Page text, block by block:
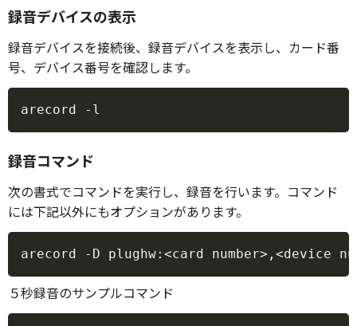
録音デバイスの表示
録音デバイスを接続後、録音デバイスを表示し、カード番
号、デバイス番号を確認します。
arecord -l
録音コマンド
次の書式でコマンドを実行し、録音を行います。コマンド
には下記以外にもオプションがあります。
arecord -D plughw:<card number> ,<device
５秒録音のサンプルコマンド